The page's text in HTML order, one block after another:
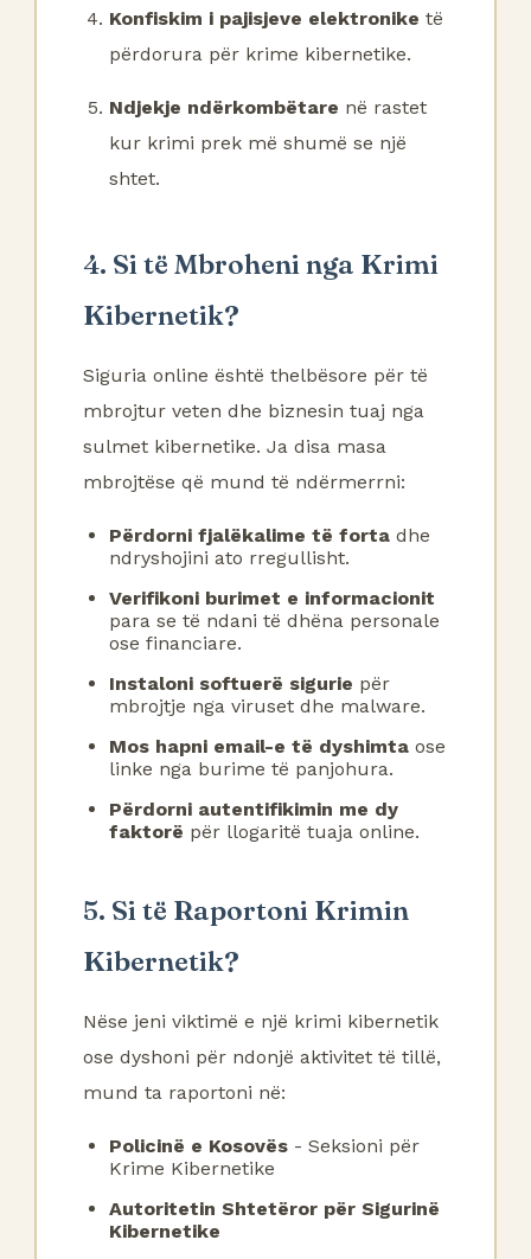
Konfiskim i pajisjeve elektronike të
përdorura për krime kibernetike.
Ndjekje ndërkombëtare në rastet
kur krimi prek më shumë se një
shtet.
4. Si të Mbroheni nga Krimi
Kibernetik?
Siguria online është thelbësore për të
mbrojtur veten dhe biznesin tuaj nga
sulmet kibernetike. Ja disa masa
mbrojtëse që mund të ndërmerrni:
Përdorni fjalëkalime të forta dhe
ndryshojini ato rregullisht.
Verifikoni burimet e informacionit
para se të ndani të dhëna personale
ose financiare.
Instaloni softuerë sigurie për
mbrojtje nga viruset dhe malware.
Mos hapni email-e të dyshimta ose
linke nga burime të panjohura.
Përdorni autentifikimin me dy
faktorë për llogaritë tuaja online.
5. Si të Raportoni Krimin
Kibernetik?
Nëse jeni viktimë e një krimi kibernetik
ose dyshoni për ndonjë aktivitet të tillë,
mund ta raportoni në:
Policinë e Kosovës - Seksioni për
Krime Kibernetike
Autoritetin Shtetëror për Sigurinë
Kibernetike